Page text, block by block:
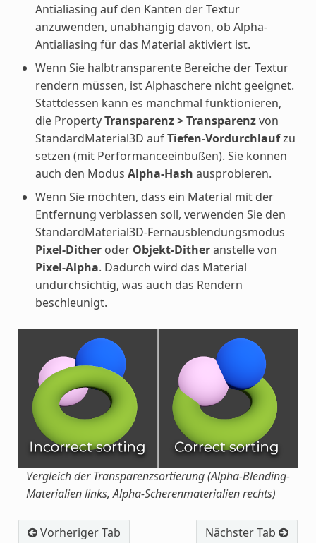
Antialiasing auf den Kanten der Textur
anzuwenden, unabhängig davon, ob Alpha-
Antialiasing für das Material aktiviert ist.
Wenn Sie halbtransparente Bereiche der Textur
rendern müssen, ist Alphaschere nicht geeignet.
Stattdessen kann es manchmal funktionieren,
die PropertyTransparenz > Transparenzvon
StandardMaterial3D aufTiefen-Vordurchlaufzu
setzen (mit Performanceeinbußen). Sie können
auch den Modus Alpha-Hash ausprobieren.
Wenn Sie möchten, dass ein Material mit der
Entfernung verblassen soll, verwenden Sie den
StandardMaterial3D-Fernausblendungsmodus
Pixel-Ditheroder Objekt-Ditheranstelle von
Pixel-Alpha. Dadurch wird das Material
undurchsichtig, was auch das Rendern
beschleunigt.
Vergleich der Transparenzsortierung (Alpha-Blending-
Materialien links, Alpha-Scherenmaterialien rechts)
Vorheriger Tab Nächster Tab